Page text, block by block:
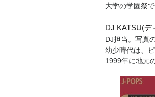
大学の学園祭
DJ KATSU(デ
DJ担当。写真
幼少時代は、
1999年に地元